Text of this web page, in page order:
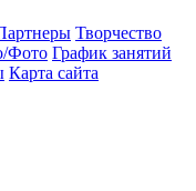
Творчество
Фото График занятий
Карта сайта